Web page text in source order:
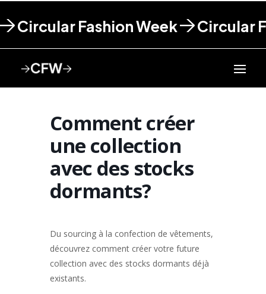
Circular Fashion Week Circular
Comment créer
une collection
avec des stocks
dormants?
Du sourcing à la confection de vêtements,
découvrez comment créer votre future
collection avec des stocks dormants déjà
existants.